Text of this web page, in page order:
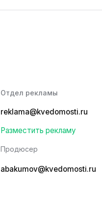
Отдел рекламы
reklama@kvedomosti.ru
Разместить рекламу
Продюсер
abakumov@kvedomosti.ru